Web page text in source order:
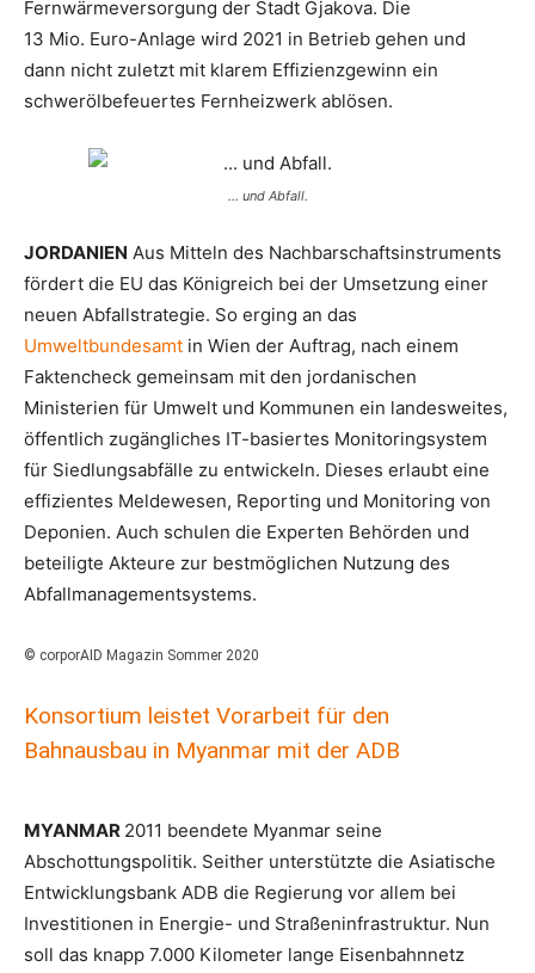
Fernwärmeversorgung der Stadt Gjakova. Die
13 Mio. Euro-Anlage wird 2021 in Betrieb gehen und
dann nicht zuletzt mit klarem Effizienzgewinn ein
schwerölbefeuertes Fernheizwerk ablösen.
… und Abfall.
JORDANIEN Aus Mitteln des Nachbarschaftsinstruments
fördert die EU das Königreich bei der Umsetzung einer
neuen Abfallstrategie. So erging an das
Umweltbundesamt in Wien der Auftrag, nach einem
Faktencheck gemeinsam mit den jordanischen
Ministerien für Umwelt und Kommunen ein landesweites,
öffentlich zugängliches IT-basiertes Monitoringsystem
für Siedlungsabfälle zu entwickeln. Dieses erlaubt eine
effizientes Meldewesen, Reporting und Monitoring von
Deponien. Auch schulen die Experten Behörden und
beteiligte Akteure zur bestmöglichen Nutzung des
Abfallmanagementsystems.
© corporAID Magazin Sommer 2020
Konsortium leistet Vorarbeit für den
Bahnausbau in Myanmar mit der ADB
MYANMAR 2011 beendete Myanmar seine
Abschottungspolitik. Seither unterstützte die Asiatische
Entwicklungsbank ADB die Regierung vor allem bei
Investitionen in Energie- und Straßeninfrastruktur. Nun
soll das knapp 7.000 Kilometer lange Eisenbahnnetz